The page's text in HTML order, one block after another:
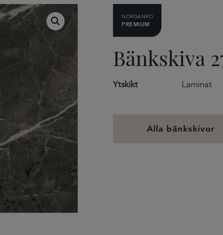
Bänkskiva
NORDANRO
PREMIUM
Ytskikt Laminat
Alla bänkskivor